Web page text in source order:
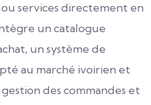
services directement en
un catalogue
un système de
au marché ivoirien et
des commandes et